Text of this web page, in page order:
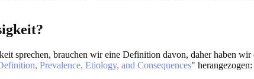
sprechen, brauchen wir eine Definition davon, daher haben wir
Prevalence, Etiology, and Consequences" herangezogen: